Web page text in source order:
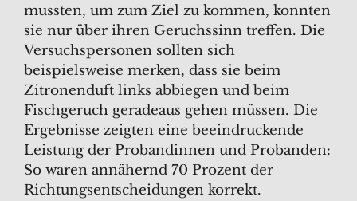
mussten, um zum Ziel zu kommen, konnten
sie nur über ihren Geruchssinn treffen. Die
Versuchspersonen sollten sich
beispielsweise merken, dass sie beim
Zitronenduft links abbiegen und beim
Fischgeruch geradeaus gehen müssen. Die
Ergebnisse zeigten eine beeindruckende
Leistung der Probandinnen und Probanden:
So waren annähernd 70 Prozent der
Richtungsentscheidungen korrekt.